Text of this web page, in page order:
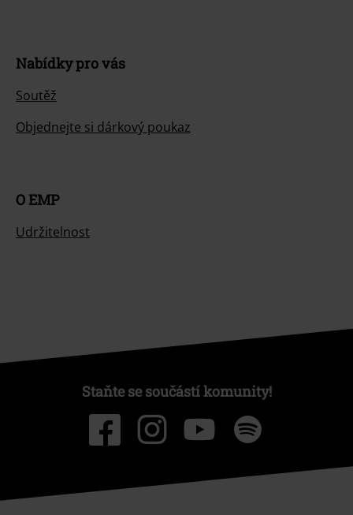
Nabídky pro vás
Soutěž
Objednejte si dárkový poukaz
O EMP
Udržitelnost
Staňte se součástí komunity!